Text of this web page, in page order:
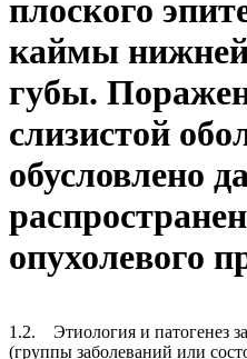
плоского
каймы
губы.
слизистой
обусловлено
опухолевого
1.2. Этиология и патогенез
(группы заболеваний или